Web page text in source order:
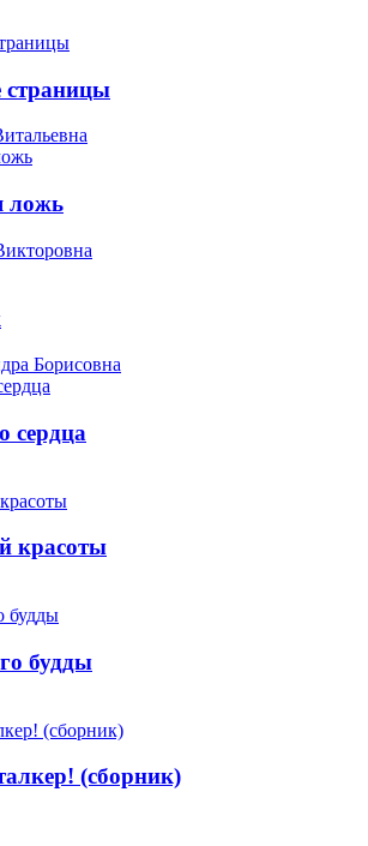
страницы
ложь
Борисовна
сердца
красоты
будды
(сборник)